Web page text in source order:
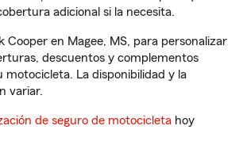
adicional si la necesita.
Cooper en Magee, MS, para personalizar
descuentos y complementos
motocicleta. La disponibilidad y la
variar.
de seguro de motocicleta hoy